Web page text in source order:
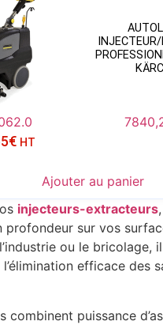
€ HT
Ajouter au panier
injecteurs-extracteurs
profondeur sur vos
ou le bricolage,
efficace des
combinent puissance